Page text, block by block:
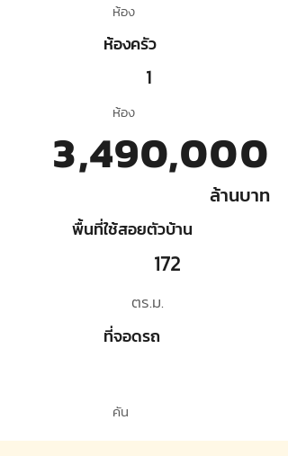
ห้อง
ห้องครัว
1
ห้อง
3,490,000
ล้านบาท
พื้นที่ใช้สอยตัวบ้าน
172
ตร.ม.
ที่จอดรถ
คัน